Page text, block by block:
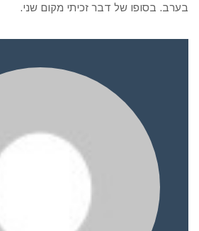
בערב. בסופו של דבר זכיתי מקום שני.